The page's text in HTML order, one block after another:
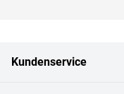
Kundenservice